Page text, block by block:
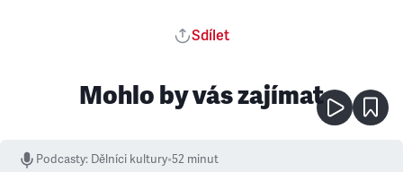
Sdílet
Mohlo by vás zajímat
Podcasty: Dělníci kultury•52 minut